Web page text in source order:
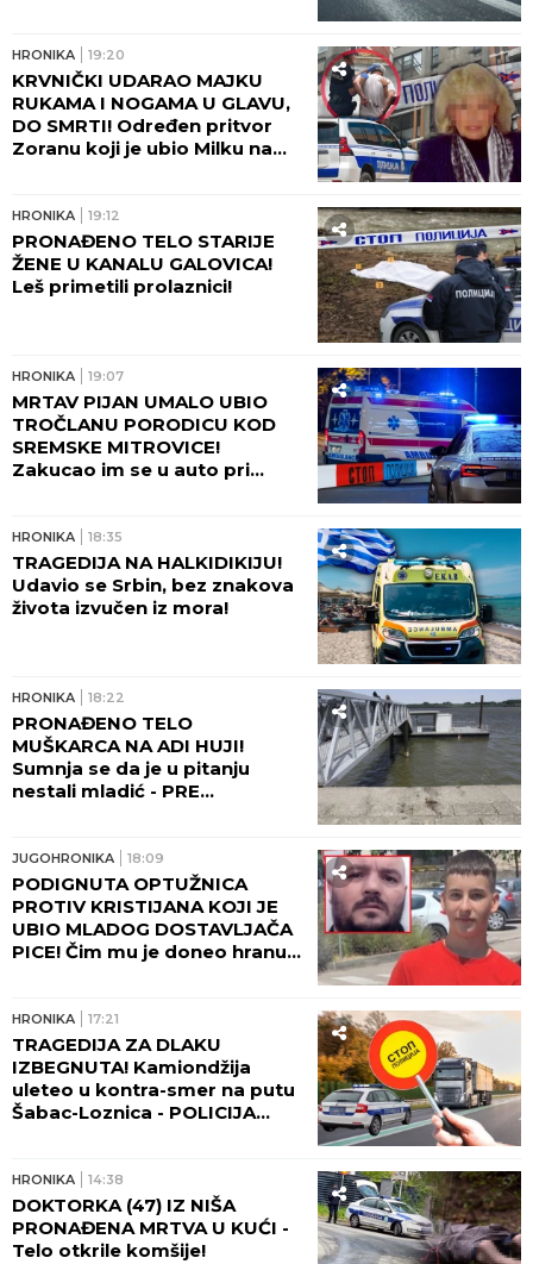
HRONIKA 19:20
KRVNIČKI UDARAO MAJKU
RUKAMA I NOGAMA U GLAVU,
DO SMRTI! Određen pritvor
Zoranu koji je ubio Milku na
HRONIKA 19:12
PRONAĐENO TELO STARIJE
ŽENE U KANALU GALOVICA!
Leš primetili prolaznici!
HRONIKA 19:07
MRTAV PIJAN UMALO UBIO
TROČLANU PORODICU KOD
SREMSKE MITROVICE!
Zakucao im se u auto pri
JEDVA RAZUMEO ŠTA JE
URADIO!
HRONIKA 18:35
TRAGEDIJA NA HALKIDIKIJU!
Udavio se Srbin, bez znakova
života izvučen iz mora!
HRONIKA 18:22
PRONAĐENO TELO
MUŠKARCA NA ADI HUJI!
Sumnja se da je u pitanju
nestali mladić - PRE
JUGOHRONIKA 18:09
PODIGNUTA OPTUŽNICA
PROTIV KRISTIJANA KOJI JE
UBIO MLADOG DOSTAVLJAČA
PICE! Čim mu je doneo hranu,
HRONIKA 17:21
TRAGEDIJA ZA DLAKU
IZBEGNUTA! Kamiondžija
uleteo u kontra-smer na putu
Šabac-Loznica - POLICIJA
HRONIKA 14:38
DOKTORKA (47) IZ NIŠA
PRONAĐENA MRTVA U KUĆI -
Telo otkrile komšije!